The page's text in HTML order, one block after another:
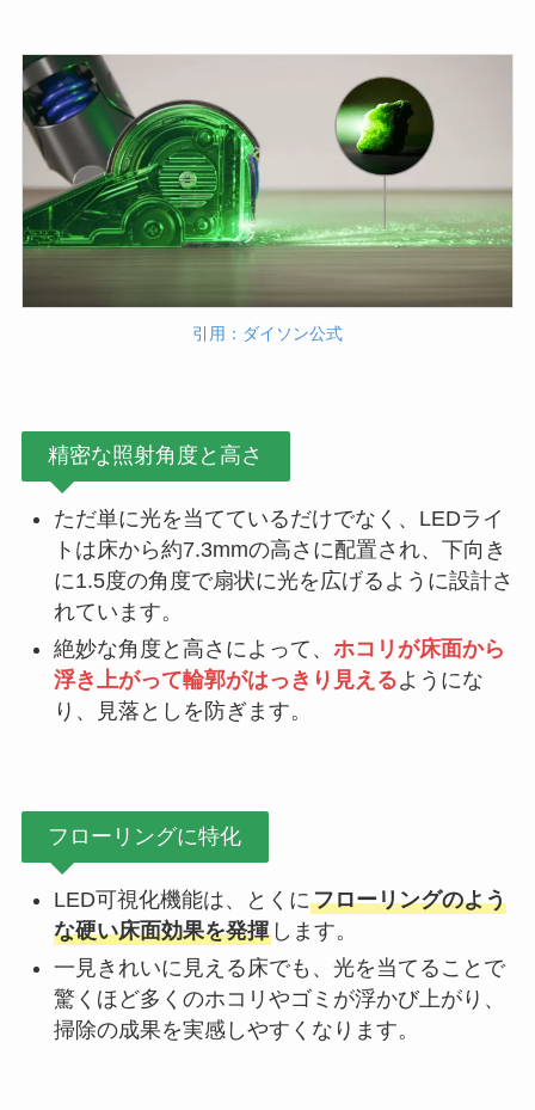
引用：ダイソン公式
精密な照射角度と高さ
ただ単に光を当てているだけでなく、LEDライ
トは床から約7.3mmの高さに配置され、下向き
に1.5度の角度で扇状に光を広げるように設計さ
れています。
絶妙な角度と高さによって、 ホコリが床面から
浮き上がって輪郭がはっきり見えるようにな
り、見落としを防ぎます。
フローリングに特化
LED可視化機能は、とくにフローリングのよう
な硬い床面効果を発揮します。
一見きれいに見える床でも、光を当てることで
驚くほど多くのホコリやゴミが浮かび上がり、
掃除の成果を実感しやすくなります。